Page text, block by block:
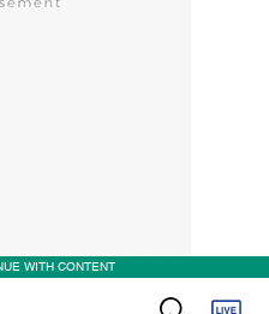
WITH CONTENT